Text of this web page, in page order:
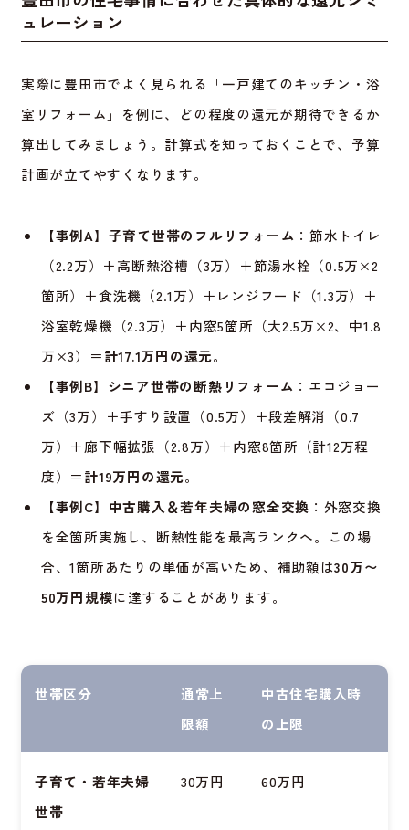
ュレーション
実際に豊田市でよく見られる「一戸建てのキッチン・浴
室リフォーム」を例に、どの程度の還元が期待できるか
算出してみましょう。計算式を知っておくことで、予算
計画が立てやすくなります。
【事例A】子育て世帯のフルリフォーム ：節水トイレ
（2.2万）＋高断熱浴槽（3万）＋節湯水栓（0.5万×2
箇所）＋食洗機（2.1万）＋レンジフード（1.3万）＋
浴室乾燥機（2.3万）＋内窓5箇所（大2.5万×2、中1.8
万×3）＝計17.1万円の還元。
【事例B】シニア世帯の断熱リフォーム ：エコジョー
ズ（3万）＋手すり設置（0.5万）＋段差解消（0.7
万）＋廊下幅拡張（2.8万）＋内窓8箇所（計12万程
度）＝計19万円の還元。
【事例C】中古購入＆若年夫婦の窓全交換 ：外窓交換
を全箇所実施し、断熱性能を最高ランクへ。この場
合、1箇所あたりの単価が高いため、補助額は30万〜
50万円規模に達することがあります。
世帯区分
通常上
限額
中古住宅購入時
の上限
子育て・若年夫婦
世帯
30万円 60万円